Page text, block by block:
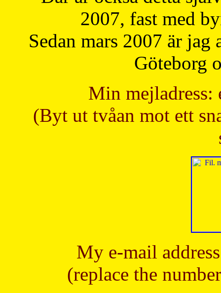
2007, fast med
Sedan mars 2007 är
Göteborg
Min mejladress:
(Byt ut tvåan mot ett
My e-mail
(replace the